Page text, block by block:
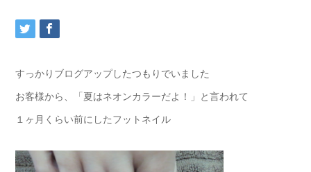
すっかりブログアップしたつもりでいました
お客様から、「夏はネオンカラーだよ！」と言われて
１ヶ月くらい前にしたフットネイル